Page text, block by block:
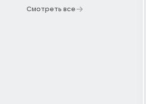
Смотреть все